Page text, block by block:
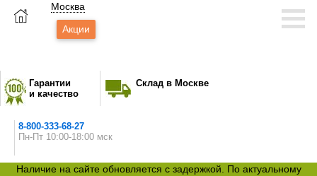
Москва
Акции
Гарантии
и качество
Склад в Москве
8-800-333-68-27
Пн-Пт 10:00-18:00 мск
Наличие на сайте обновляется с задержкой. По актуальному